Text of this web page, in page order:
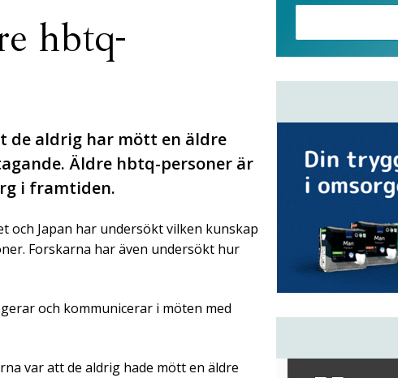
hbtq-
de aldrig har mött en äldre
Äldre hbtq-personer är
i framtiden.
och Japan har undersökt vilken kunskap
Forskarna har även undersökt hur
och kommunicerar i möten med
var att de aldrig hade mött en äldre